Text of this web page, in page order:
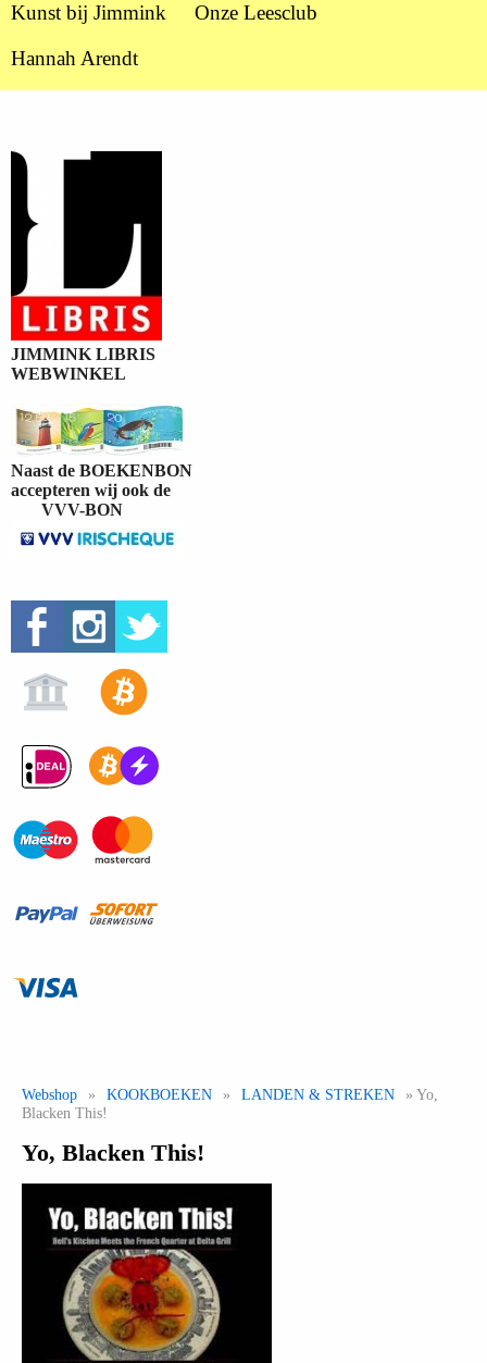
Kunst bij Jimmink
Onze Leesclub
Hannah Arendt
JIMMINK LIBRIS
WEBWINKEL
Naast de BOEKENBON
accepteren wij ook de
VVV-BON
Webshop » KOOKBOEKEN » LANDEN & STREKEN
» Yo,
Blacken This!
Yo, Blacken This!